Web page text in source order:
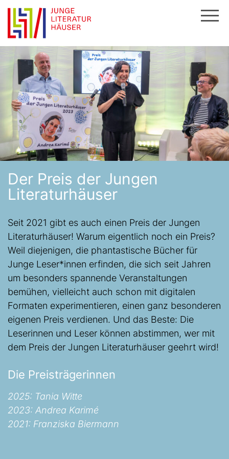
Inhalt
springen
Der Preis der Jungen
Literaturhäuser
Seit 2021 gibt es auch einen Preis der Jungen
Literaturhäuser! Warum eigentlich noch ein Preis?
Weil diejenigen, die phantastische Bücher für
Junge Leser*innen erfinden, die sich seit Jahren
um besonders spannende Veranstaltungen
bemühen, vielleicht auch schon mit digitalen
Formaten experimentieren, einen ganz besonderen
eigenen Preis verdienen. Und das Beste: Die
Leserinnen und Leser können abstimmen, wer mit
dem Preis der Jungen Literaturhäuser geehrt wird!
Die Preisträgerinnen
2025: Tania Witte
2023: Andrea Karimé
2021: Franziska Biermann